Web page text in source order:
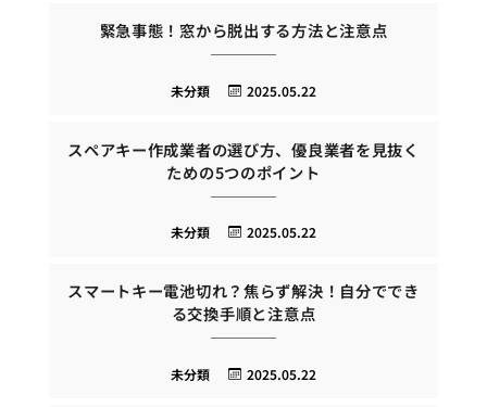
緊急事態！窓から脱出する方法と注意点
2025.05.22
未分類
スペアキー作成業者の選び方、優良業者を見抜く
ための5つのポイント
2025.05.22
未分類
スマートキー電池切れ？焦らず解決！自分ででき
る交換手順と注意点
2025.05.22
未分類